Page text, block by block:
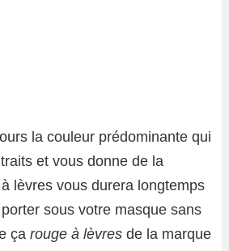
la couleur prédominante qui
et vous donne de la
lèvres vous durera longtemps
sous votre masque sans
ça rouge à lèvres de la marque